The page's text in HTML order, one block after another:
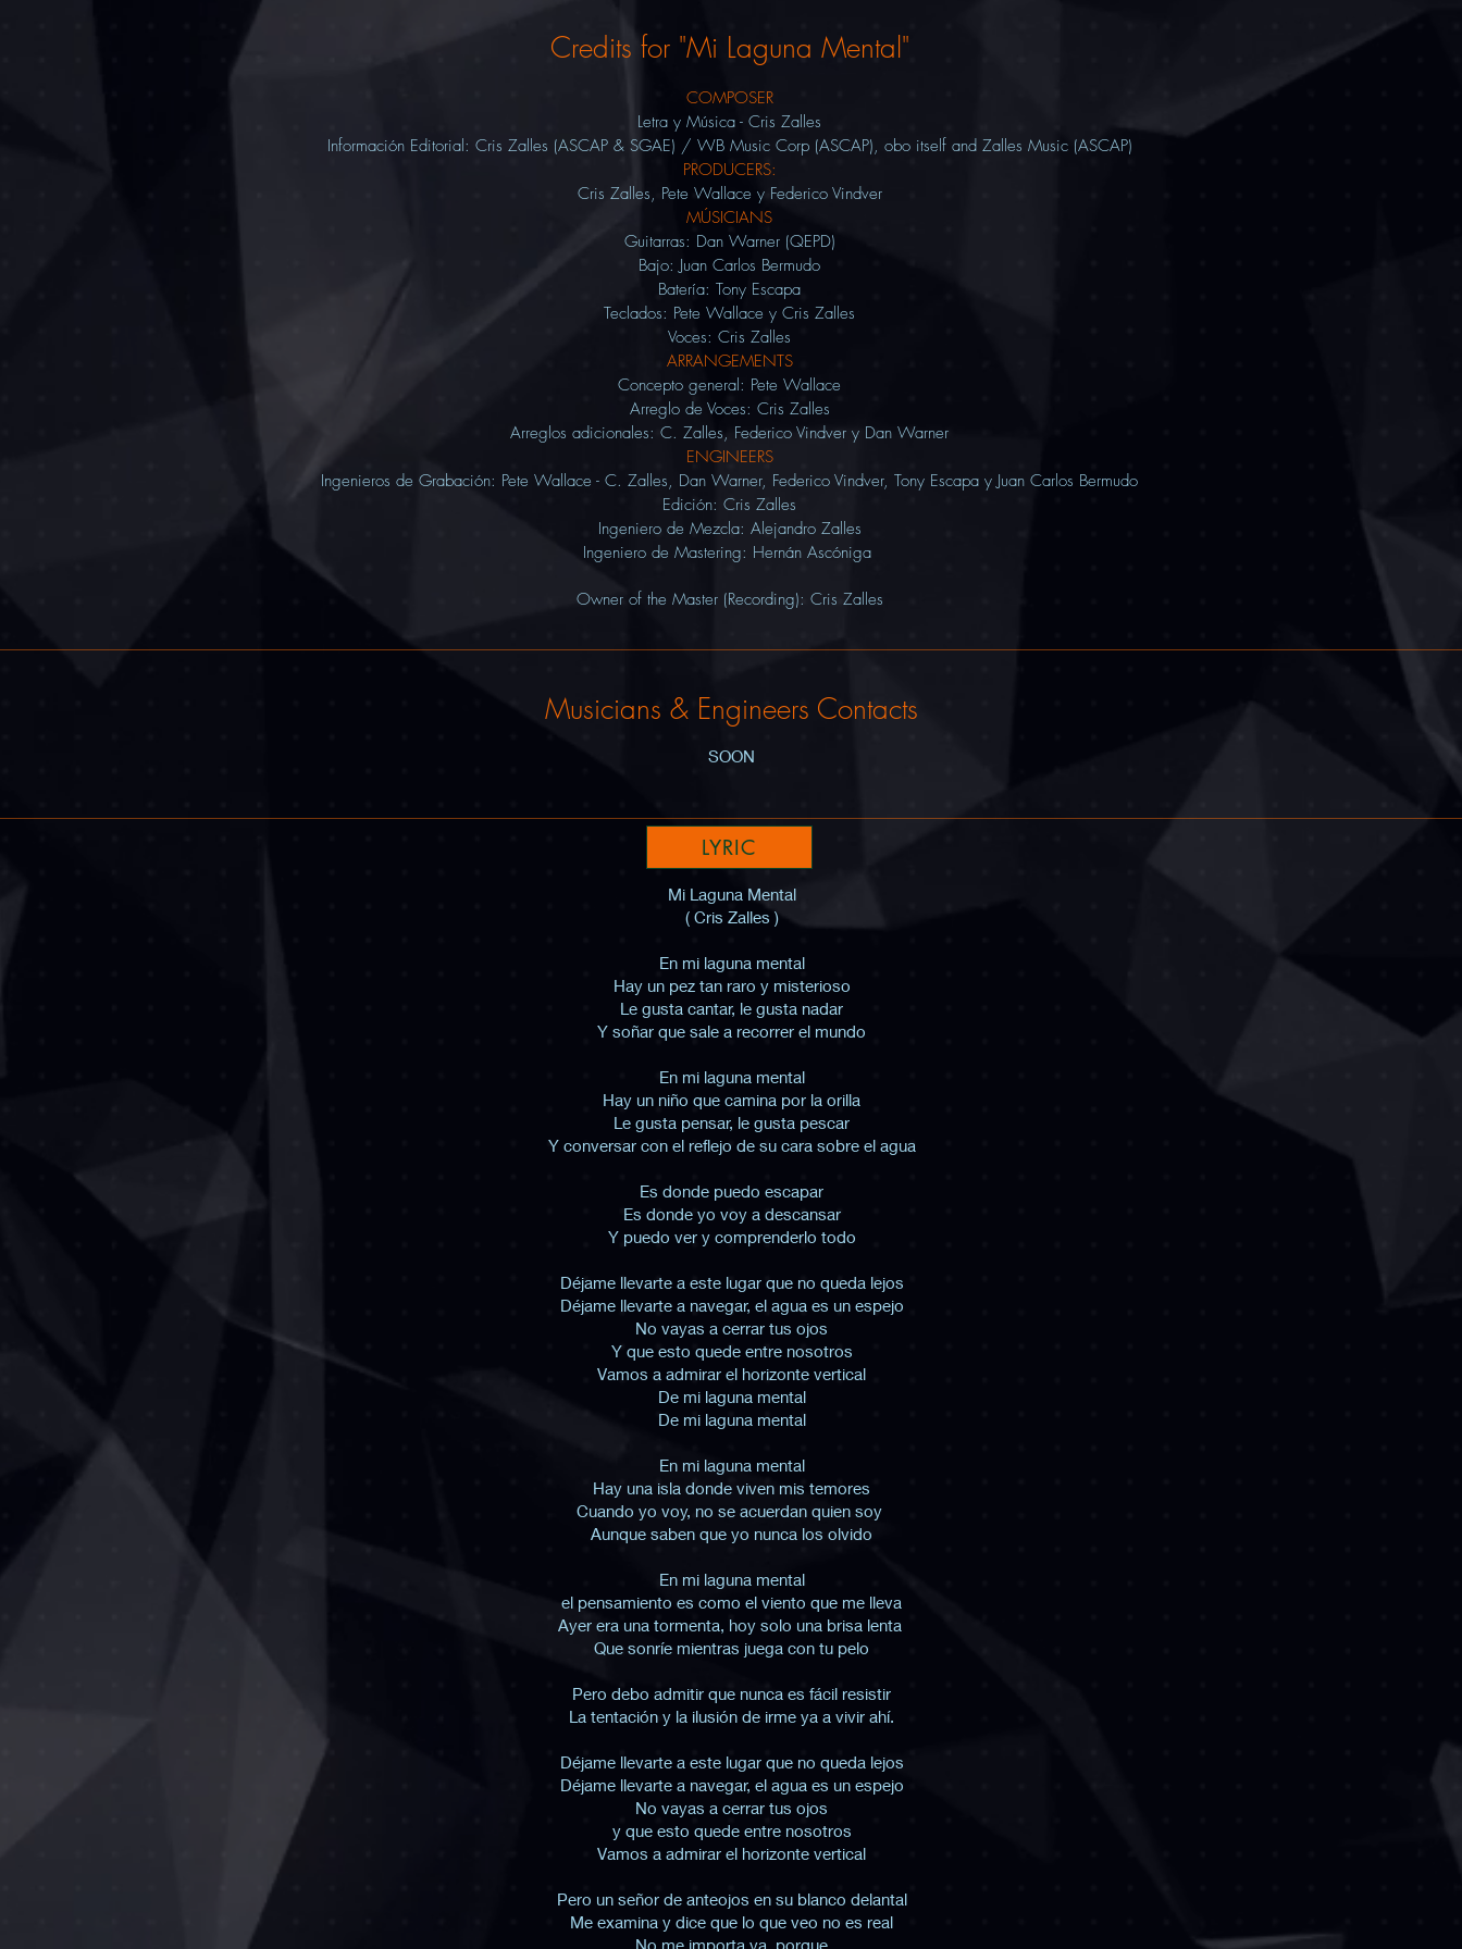
Credits for "Mi Laguna Mental"
COMPOSER
Letra y Música - Cris Zalles
Información Editorial: Cris Zalles (ASCAP & SGAE) / WB Music Corp (ASCAP), obo itself and Zalles Music (ASCAP)
PRODUCERS:
Cris Zalles, Pete Wallace y Federico Vindver
MÚSICIANS
Guitarras: Dan Warner (QEPD)
Bajo: Juan Carlos Bermudo
Batería: Tony Escapa
Teclados: Pete Wallace y Cris Zalles
Voces: Cris Zalles
ARRANGEMENTS
Concepto general: Pete Wallace
Arreglo de Voces: Cris Zalles
Arreglos adicionales: C. Zalles, Federico Vindver y Dan Warner
ENGINEERS
Ingenieros de Grabación: Pete Wallace - C. Zalles, Dan Warner, Federico Vindver, Tony Escapa y Juan Carlos Bermudo
Edición: Cris Zalles
Ingeniero de Mezcla: Alejandro Zalles
Ingeniero de Mastering: Hernán Ascóniga
Owner of the Master (Recording): Cris Zalles
Musicians & Engineers Contacts
SOON
LYRIC
Mi Laguna Mental
( Cris Zalles )
En mi laguna mental
Hay un pez tan raro y misterioso
Le gusta cantar, le gusta nadar
Y soñar que sale a recorrer el mundo
En mi laguna mental
Hay un niño que camina por la orilla
Le gusta pensar, le gusta pescar
Y conversar con el reflejo de su cara sobre el agua
Es donde puedo escapar
Es donde yo voy a descansar
Y puedo ver y comprenderlo todo
Déjame llevarte a este lugar que no queda lejos
Déjame llevarte a navegar, el agua es un espejo
No vayas a cerrar tus ojos
Y que esto quede entre nosotros
Vamos a admirar el horizonte vertical
De mi laguna mental
De mi laguna mental
En mi laguna mental
Hay una isla donde viven mis temores
Cuando yo voy, no se acuerdan quien soy
Aunque saben que yo nunca los olvido
En mi laguna mental
el pensamiento es como el viento que me lleva
Ayer era una tormenta, hoy solo una brisa lenta
Que sonríe mientras juega con tu pelo
Pero debo admitir que nunca es fácil resistir
La tentación y la ilusión de irme ya a vivir ahí.
Déjame llevarte a este lugar que no queda lejos
Déjame llevarte a navegar, el agua es un espejo
No vayas a cerrar tus ojos
y que esto quede entre nosotros
Vamos a admirar el horizonte vertical
Pero un señor de anteojos en su blanco delantal
Me examina y dice que lo que veo no es real
No me importa ya, porque